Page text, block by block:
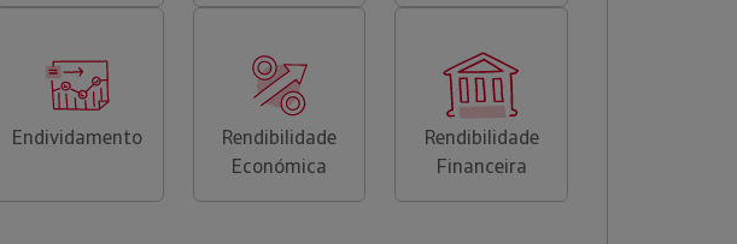
Endividamento
Rendibilidade
Económica
Rendibilidade
Financeira